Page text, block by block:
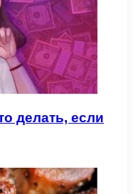
делать, если